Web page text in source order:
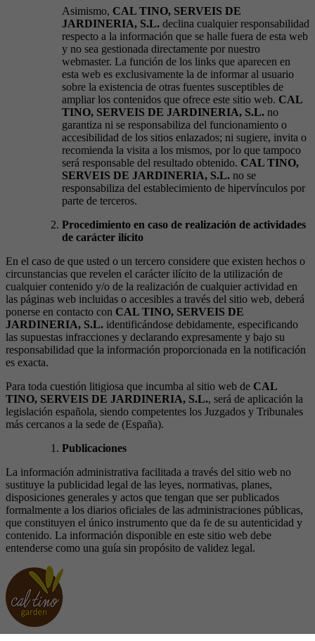
Asimismo, CAL TINO, SERVEIS DE
JARDINERIA, S.L. declina cualquier responsabilidad
respecto a la información que se halle fuera de esta web
y no sea gestionada directamente por nuestro
webmaster. La función de los links que aparecen en
esta web es exclusivamente la de informar al usuario
sobre la existencia de otras fuentes susceptibles de
ampliar los contenidos que ofrece este sitio web. CAL
TINO, SERVEIS DE JARDINERIA, S.L. no
garantiza ni se responsabiliza del funcionamiento o
accesibilidad de los sitios enlazados; ni sugiere, invita o
recomienda la visita a los mismos, por lo que tampoco
será responsable del resultado obtenido. CAL TINO,
SERVEIS DE JARDINERIA, S.L. no se
responsabiliza del establecimiento de hipervínculos por
parte de terceros.
Procedimiento en caso de realización de actividades
de carácter ilícito
En el caso de que usted o un tercero considere que existen hechos o
circunstancias que revelen el carácter ilícito de la utilización de
cualquier contenido y/o de la realización de cualquier actividad en
las páginas web incluidas o accesibles a través del sitio web, deberá
ponerse en contacto con CAL TINO, SERVEIS DE
JARDINERIA, S.L. identificándose debidamente, especificando
las supuestas infracciones y declarando expresamente y bajo su
responsabilidad que la información proporcionada en la notificación
es exacta.
Para toda cuestión litigiosa que incumba al sitio web de CAL
TINO, SERVEIS DE JARDINERIA, S.L., será de aplicación la
legislación española, siendo competentes los Juzgados y Tribunales
más cercanos a la sede de (España).
Publicaciones
La información administrativa facilitada a través del sitio web no
sustituye la publicidad legal de las leyes, normativas, planes,
disposiciones generales y actos que tengan que ser publicados
formalmente a los diarios oficiales de las administraciones públicas,
que constituyen el único instrumento que da fe de su autenticidad y
contenido. La información disponible en este sitio web debe
entenderse como una guía sin propósito de validez legal.